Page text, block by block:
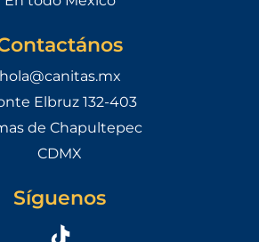
hola@canitas.mx
Elbruz 132-403
de Chapultepec
CDMX
Síguenos